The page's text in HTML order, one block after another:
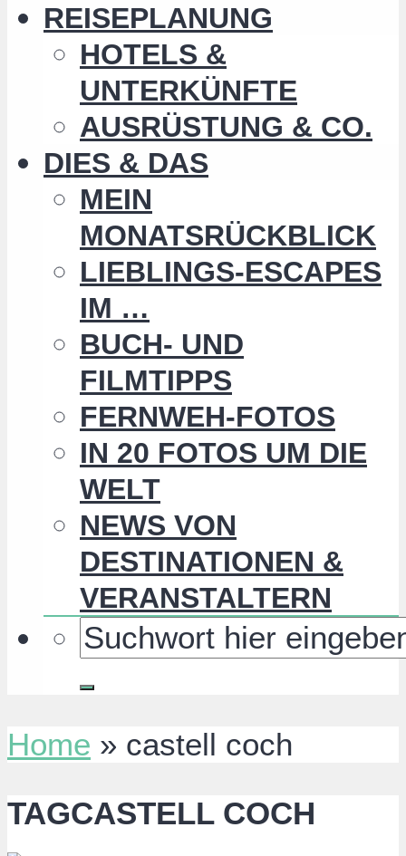
REISEPLANUNG
HOTELS &
UNTERKÜNFTE
AUSRÜSTUNG & CO.
DIES & DAS
MEIN
MONATSRÜCKBLICK
LIEBLINGS-ESCAPES
IM …
BUCH- UND
FILMTIPPS
FERNWEH-FOTOS
IN 20 FOTOS UM DIE
WELT
NEWS VON
DESTINATIONEN &
VERANSTALTERN
Home » castell coch
TAGCASTELL COCH